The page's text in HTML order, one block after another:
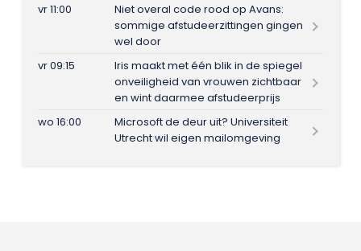
vr 11:00
Niet overal code rood op Avans:
sommige afstudeerzittingen gingen
wel door
vr 09:15
Iris maakt met één blik in de spiegel
onveiligheid van vrouwen zichtbaar
en wint daarmee afstudeerprijs
wo 16:00
Microsoft de deur uit? Universiteit
Utrecht wil eigen mailomgeving